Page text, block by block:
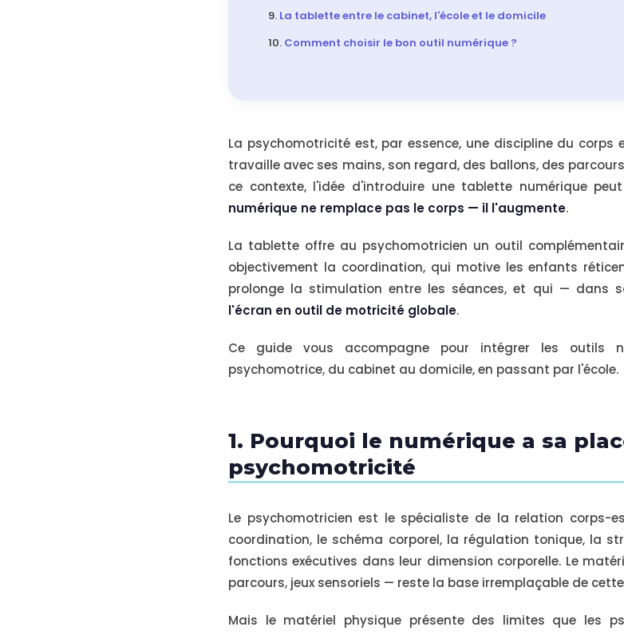
La tablette entre le cabinet, l'école et le domicile
Comment choisir le bon outil numérique ?
La psychomotricité est, par essence, une discipline du corps
travaille avec ses mains, son regard, des ballons, des
ce contexte, l'idée d'introduire une tablette numérique
numérique ne remplace pas le corps — il l'augmente.
La tablette offre au psychomotricien un outil
objectivement la coordination, qui motive les enfants
prolonge la stimulation entre les séances, et qui — dans
l'écran en outil de motricité globale.
Ce guide vous accompagne pour intégrer les outils
psychomotrice, du cabinet au domicile, en passant par l'école.
1. Pourquoi le numérique a sa
psychomotricité
Le psychomotricien est le spécialiste de la relation corps-
coordination, le schéma corporel, la régulation tonique, la
fonctions exécutives dans leur dimension corporelle. Le
parcours, jeux sensoriels — reste la base irremplaçable de
Mais le matériel physique présente des limites que les